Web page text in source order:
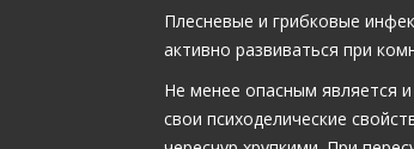
Плесневые и грибковые
активно развиваться при
Не менее опасным является
свои психоделические